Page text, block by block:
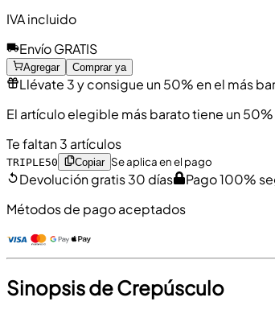
IVA incluido
Envío GRATIS
Agregar Comprar ya
Llévate 3 y consigue un 50% en el más
El artículo elegible más barato tiene un
Te faltan 3 artículos
TRIPLE50 Copiar Se aplica en el pago
Devolución gratis 30 días
Pago 100%
Métodos de pago aceptados
Sinopsis de Crepúsculo